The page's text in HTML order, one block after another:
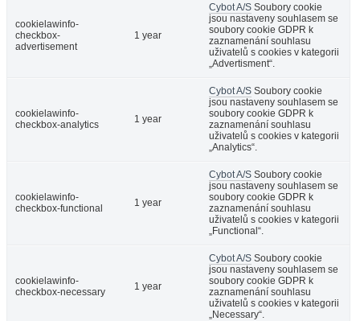
cookielawinfo-
checkbox-
advertisement
1 year
Cybot A/S Soubory cookie
jsou nastaveny souhlasem se
soubory cookie GDPR k
zaznamenání souhlasu
uživatelů s cookies v kategorii
„Advertisment“.
cookielawinfo-
checkbox-analytics
1 year
Cybot A/S Soubory cookie
jsou nastaveny souhlasem se
soubory cookie GDPR k
zaznamenání souhlasu
uživatelů s cookies v kategorii
„Analytics“.
cookielawinfo-
checkbox-functional
1 year
Cybot A/S Soubory cookie
jsou nastaveny souhlasem se
soubory cookie GDPR k
zaznamenání souhlasu
uživatelů s cookies v kategorii
„Functional“.
cookielawinfo-
checkbox-necessary
1 year
Cybot A/S Soubory cookie
jsou nastaveny souhlasem se
soubory cookie GDPR k
zaznamenání souhlasu
uživatelů s cookies v kategorii
„Necessary“.